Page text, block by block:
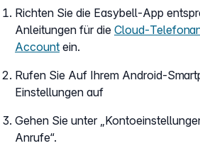
Richten Sie die Easybell-App
Anleitungen für die Cloud-
Account ein.
Rufen Sie Auf Ihrem Android-
Einstellungen auf
Gehen Sie unter
Anrufe“.